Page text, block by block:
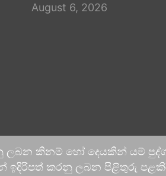
August 6, 2026
ලබන කිනම් හෝ දෙයකින් යම්
කරනු ලබන පිළිතුරු